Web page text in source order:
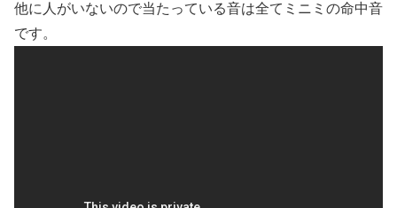
他に人がいないので当たっている音は全てミニミの命中音
です。